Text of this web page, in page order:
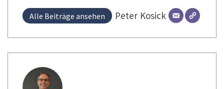
Alle Beiträge ansehen Peter Kosick